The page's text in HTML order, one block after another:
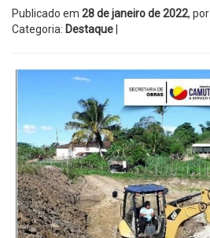
Publicado em 28 de janeiro de 2022, por
Categoria: Destaque